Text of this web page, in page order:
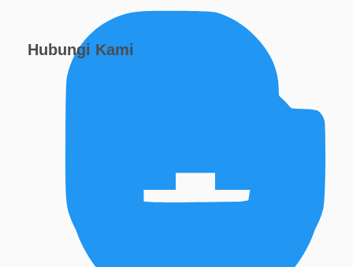
Hubungi Kami